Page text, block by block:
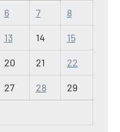
6 7 8
13 14 15
20 21 22
27 28 29